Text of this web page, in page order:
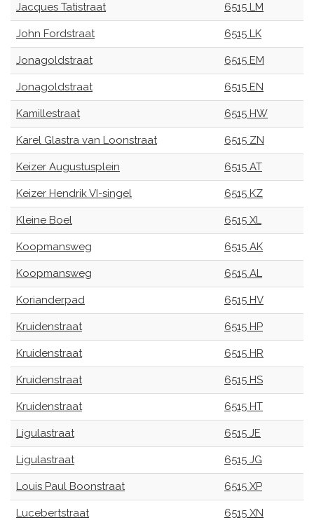
Jacques Tatistraat 6515 LM
John Fordstraat 6515 LK
Jonagoldstraat 6515 EM
Jonagoldstraat 6515 EN
Kamillestraat 6515 HW
Karel Glastra van Loonstraat 6515 ZN
Keizer Augustusplein 6515 AT
Keizer Hendrik VI-singel 6515 KZ
Kleine Boel 6515 XL
Koopmansweg 6515 AK
Koopmansweg 6515 AL
Korianderpad 6515 HV
Kruidenstraat 6515 HP
Kruidenstraat 6515 HR
Kruidenstraat 6515 HS
Kruidenstraat 6515 HT
Ligulastraat 6515 JE
Ligulastraat 6515 JG
Louis Paul Boonstraat 6515 XP
Lucebertstraat 6515 XN